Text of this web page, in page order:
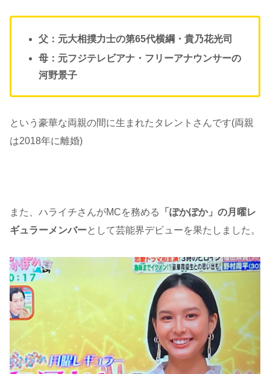
父：元大相撲力士の第65代横綱・貴乃花光司
母：元フジテレビアナ・フリーアナウンサーの
河野景子
という豪華な両親の間に生まれたタレントさんです(両親
は2018年に離婚)
また、ハライチさんがMCを務める
「ぽかぽか」の月曜レ
ギュラーメンバーとして芸能界デビューを果たしました。